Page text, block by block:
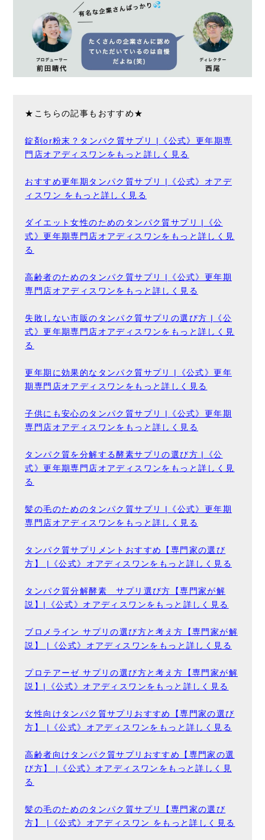
★こちらの記事もおすすめ★
錠剤or粉末？タンパク質サプリ |《公式》更年期専
門店オアディスワンをもっと詳しく見る
おすすめ更年期タンパク質サプリ |《公式》オアデ
ィスワン をもっと詳しく見る
ダイエット女性のためのタンパク質サプリ |《公
式》更年期専門店オアディスワンをもっと詳しく見
る
高齢者のためのタンパク質サプリ |《公式》更年期
専門店オアディスワンをもっと詳しく見る
失敗しない市販のタンパク質サプリの選び方 |《公
式》更年期専門店オアディスワンをもっと詳しく見
る
更年期に効果的なタンパク質サプリ |《公式》更年
期専門店オアディスワンをもっと詳しく見る
子供にも安心のタンパク質サプリ |《公式》更年期
専門店オアディスワンをもっと詳しく見る
タンパク質を分解する酵素サプリの選び方 |《公
式》更年期専門店オアディスワンをもっと詳しく見
る
髪の毛のためのタンパク質サプリ |《公式》更年期
専門店オアディスワンをもっと詳しく見る
タンパク質サプリメントおすすめ【専門家の選び
方】 |《公式》オアディスワンをもっと詳しく見る
タンパク質分解酵素 サプリ選び方【専門家が解
説】|《公式》オアディスワンをもっと詳しく見る
ブロメライン サプリの選び方と考え方【専門家が解
説】 |《公式》オアディスワンをもっと詳しく見る
プロテアーゼ サプリの選び方と考え方【専門家が解
説】|《公式》オアディスワンをもっと詳しく見る
女性向けタンパク質サプリおすすめ【専門家の選び
方】 |《公式》オアディスワンをもっと詳しく見る
高齢者向けタンパク質サプリおすすめ【専門家の選
び方】 |《公式》オアディスワンをもっと詳しく見
る
髪の毛のためのタンパク質サプリ【専門家の選び
方】 |《公式》オアディスワン をもっと詳しく見る